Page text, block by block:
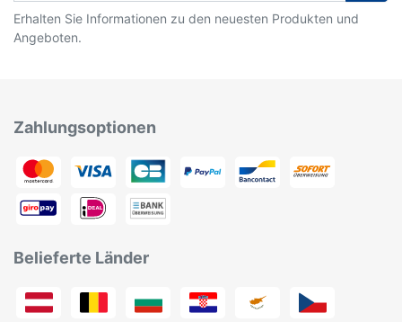
Erhalten Sie Informationen zu den neuesten Produkten und
Angeboten.
Zahlungsoptionen
Belieferte Länder